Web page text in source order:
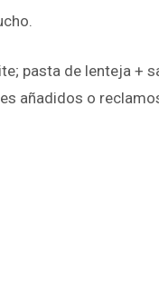
pasta de lenteja +
añadidos o